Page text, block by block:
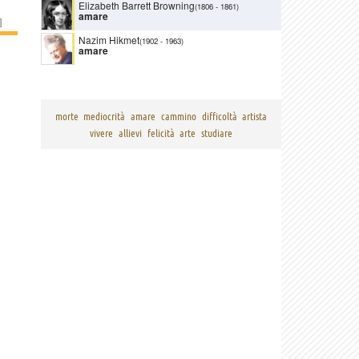
]
Elizabeth Barrett Browning(1806 - 1861)
amare
Nazim Hikmet(1902 - 1963)
amare
morte mediocrità amare cammino difficoltà artista
vivere allievi felicità arte studiare